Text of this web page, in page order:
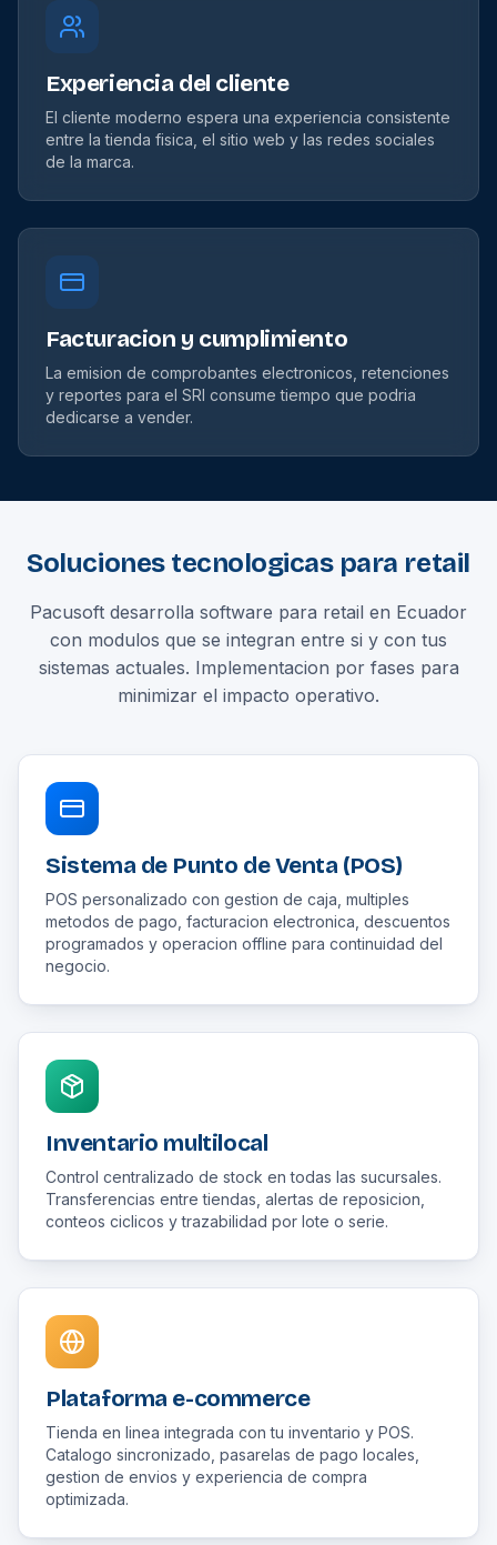
Experiencia del cliente
El cliente moderno espera una experiencia consistente
entre la tienda fisica, el sitio web y las redes sociales
de la marca.
Facturacion y cumplimiento
La emision de comprobantes electronicos, retenciones
y reportes para el SRI consume tiempo que podria
dedicarse a vender.
Soluciones tecnologicas para retail
Pacusoft desarrolla software para retail en Ecuador
con modulos que se integran entre si y con tus
sistemas actuales. Implementacion por fases para
minimizar el impacto operativo.
Sistema de Punto de Venta (POS)
POS personalizado con gestion de caja, multiples
metodos de pago, facturacion electronica, descuentos
programados y operacion offline para continuidad del
negocio.
Inventario multilocal
Control centralizado de stock en todas las sucursales.
Transferencias entre tiendas, alertas de reposicion,
conteos ciclicos y trazabilidad por lote o serie.
Plataforma e-commerce
Tienda en linea integrada con tu inventario y POS.
Catalogo sincronizado, pasarelas de pago locales,
gestion de envios y experiencia de compra
optimizada.